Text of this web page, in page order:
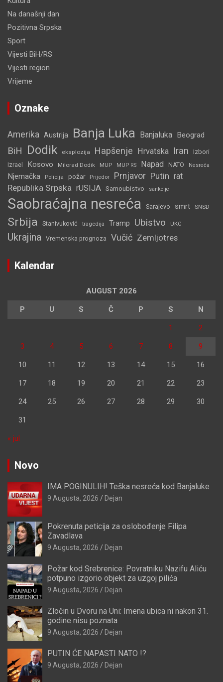
Na današnji dan
Pozitivna Srpska
Sport
Vijesti BiH/RS
Vijesti region
Vrijeme
Oznake
Amerika Austrija Banja Luka Banjaluka Beograd
BiH Dodik eksplozija Hapšenje Hrvatska Iran Izbori
Izrael Kosovo Milorad Dodik MUP MUP RS Napad NATO Nesreća
Njemačka Policija požar Prijedor Prnjavor Putin rat
Republika Srpska rUSIJA Samoubistvo sankcije
Saobraćajna nesreća Sarajevo smrt SNSD
Srbija Stanivuković tragedija Tramp Ubistvo UKC
Ukrajina Vremenska prognoza Vučić Zemljotres
Kalendar
AUGUST 2026
P U S Č P S N
1 2
3 4 5 6 7 8 9
10 11 12 13 14 15 16
17 18 19 20 21 22 23
24 25 26 27 28 29 30
31
« jul
Novo
IMA POGINULIH! Teška nesreća kod Banjaluke
9 Augusta, 2026 Dejan
Pokrenuta peticija za oslobođenje Filipa
Zavadlava
9 Augusta, 2026 Dejan
Požar kod Srebrenice: Povratniku Nazifu Aliću
potpuno izgorio objekt za uzgoj pilića
9 Augusta, 2026 Dejan
Zločin u Dvoru na Uni: Imena ubica ni nakon 31.
godine nisu poznata
9 Augusta, 2026 Dejan
PUTIN ĆE NAPASTI NATO !?
9 Augusta, 2026 Dejan